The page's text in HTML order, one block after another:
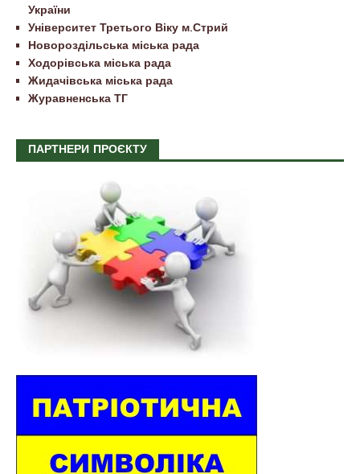
України
Університет Третього Віку м.Стрий
Новороздільська міська рада
Ходорівська міська рада
Жидачівська міська рада
Журавненська ТГ
ПАРТНЕРИ ПРОЄКТУ